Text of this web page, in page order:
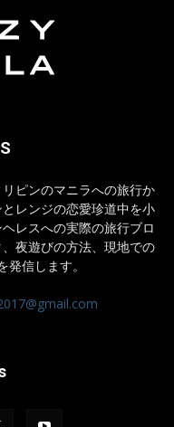
ピンのマニラへの旅行か
レンジの恋愛珍道中を小
レスへの実際の旅行ブロ
夜遊びの方法、現地での
信します。